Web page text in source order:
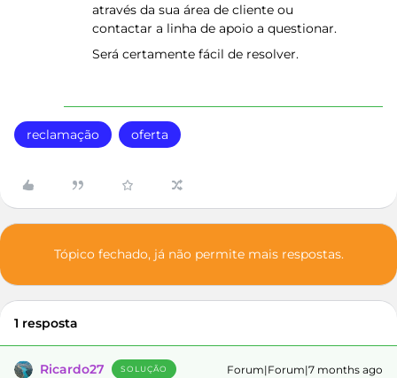
através da sua área de cliente ou
contactar a linha de apoio a questionar.
Será certamente fácil de resolver.
reclamação oferta
Tópico fechado, já não permite mais respostas.
1 resposta
Ricardo27 SOLUÇÃO Forum|Forum|7 months ago